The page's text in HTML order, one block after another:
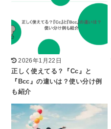
2026年1月22日
正しく使えてる？『Cc』と
『Bcc』の違いは？使い分け例
も紹介